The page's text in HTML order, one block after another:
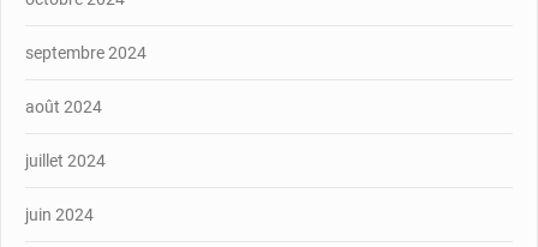
septembre 2024
août 2024
juillet 2024
juin 2024